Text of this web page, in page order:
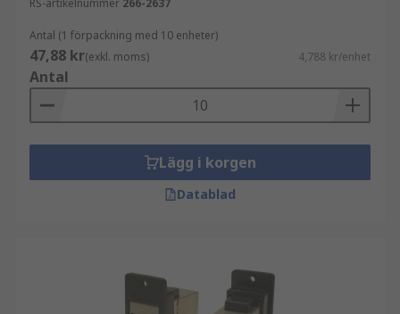
RS-artikelnummer 266-2637
Antal (1 förpackning med 10 enheter)
47,88 kr(exkl. moms) 4,788 kr/enhet
Antal
Lägg i korgen
Datablad